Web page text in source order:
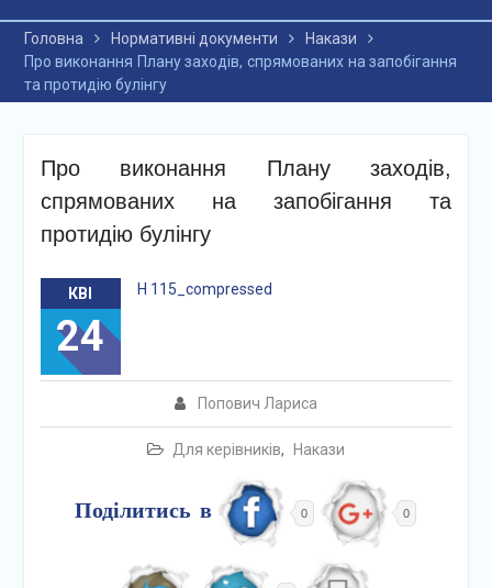
Головна Нормативні документи
Накази
Про виконання Плану заходів, спрямованих на запобігання
та протидію булінгу
Про виконання Плану заходів,
спрямованих на запобігання та
протидію булінгу
КВІ
24
Попович Лариса
Для керівників, Накази
Н 115_compressed
Поділитись в 0 0